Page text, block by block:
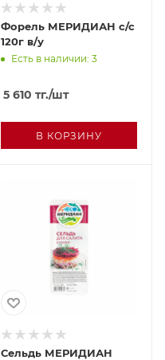
Форель МЕРИДИАН с/с
120г в/у
Есть в наличии: 3
5 610 тг./шт
В КОРЗИНУ
Сельдь МЕРИДИАН